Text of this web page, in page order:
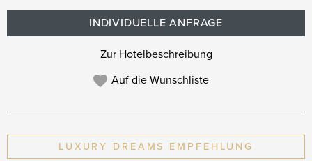
INDIVIDUELLE ANFRAGE
Zur Hotelbeschreibung
Auf die Wunschliste
LUXURY DREAMS EMPFEHLUNG